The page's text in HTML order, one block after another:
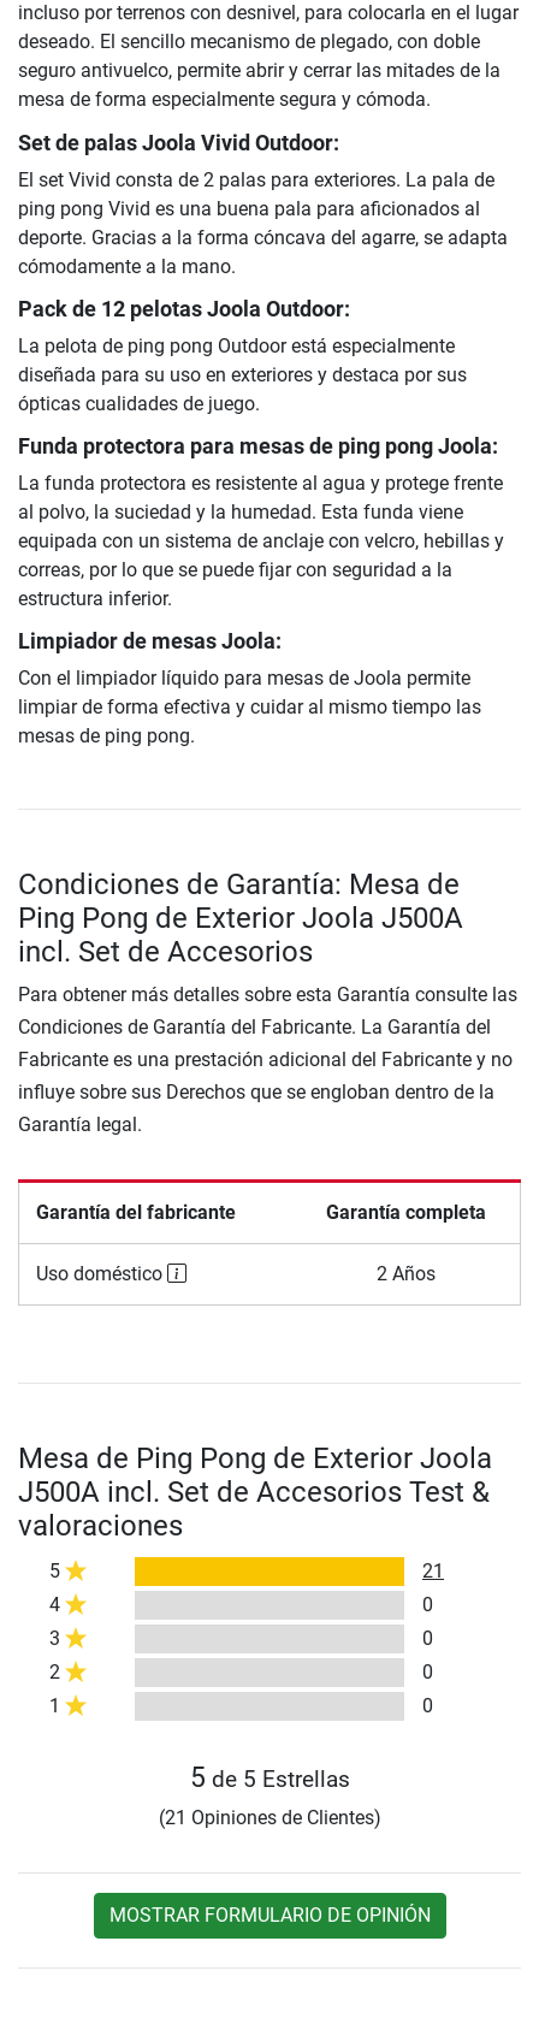
incluso por terrenos con desnivel, para colocarla en el lugar
deseado. El sencillo mecanismo de plegado, con doble
seguro antivuelco, permite abrir y cerrar las mitades de la
mesa de forma especialmente segura y cómoda.
Set de palas Joola Vivid Outdoor:
El set Vivid consta de 2 palas para exteriores. La pala de
ping pong Vivid es una buena pala para aficionados al
deporte. Gracias a la forma cóncava del agarre, se adapta
cómodamente a la mano.
Pack de 12 pelotas Joola Outdoor:
La pelota de ping pong Outdoor está especialmente
diseñada para su uso en exteriores y destaca por sus
ópticas cualidades de juego.
Funda protectora para mesas de ping pong Joola:
La funda protectora es resistente al agua y protege frente
al polvo, la suciedad y la humedad. Esta funda viene
equipada con un sistema de anclaje con velcro, hebillas y
correas, por lo que se puede fijar con seguridad a la
estructura inferior.
Limpiador de mesas Joola:
Con el limpiador líquido para mesas de Joola permite
limpiar de forma efectiva y cuidar al mismo tiempo las
mesas de ping pong.
Condiciones de Garantía: Mesa de
Ping Pong de Exterior Joola J500A
incl. Set de Accesorios
Para obtener más detalles sobre esta Garantía consulte las
Condiciones de Garantía del Fabricante. La Garantía del
Fabricante es una prestación adicional del Fabricante y no
influye sobre sus Derechos que se engloban dentro de la
Garantía legal.
Garantía del fabricante Garantía completa
Uso doméstico 2 Años
Mesa de Ping Pong de Exterior Joola
J500A incl. Set de Accesorios Test &
valoraciones
5
21
4
0
3
0
2
0
1
0
5 de 5 Estrellas
(21 Opiniones de Clientes)
MOSTRAR FORMULARIO DE OPINIÓN